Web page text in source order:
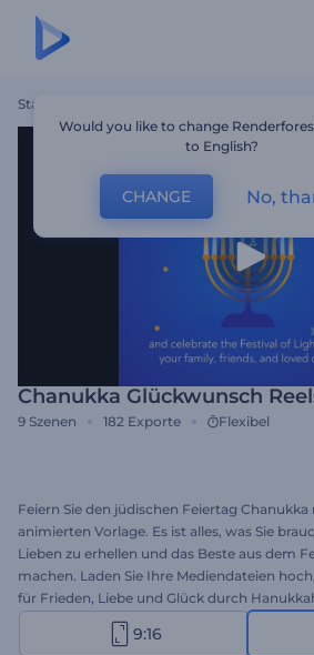
Startseite
Chanukka Glückwunsch
9 Szenen 182 Exporte Flexibel
Feiern Sie den jüdischen Feiertag
animierten Vorlage. Es ist alles, was Sie
Lieben zu erhellen und das Beste aus dem
machen. Laden Sie Ihre Mediendateien
für Frieden, Liebe und Glück durch
Perfekt geeignet für Feiertagsintros,
Feierlichkeiten und vieles mehr. Probieren
9:16
Would you like to change
to English?
CHANGE No,